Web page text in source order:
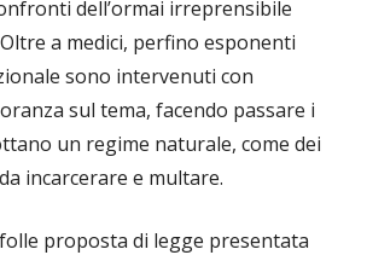
dell’ormai irreprensibile
a medici, perfino esponenti
sono intervenuti con
sul tema, facendo passare i
un regime naturale, come dei
incarcerare e multare.
proposta di legge presentata